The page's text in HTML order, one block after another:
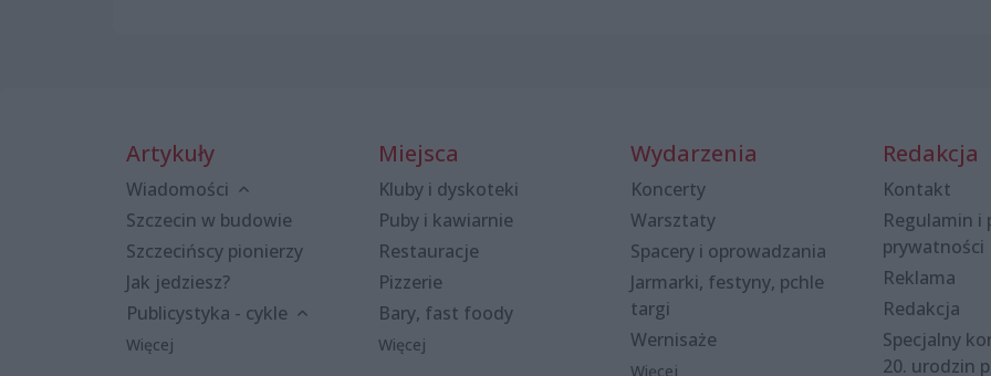
Artykuły
Wiadomości
Szczecin w budowie
Szczecińscy pionierzy
Jak jedziesz?
Publicystyka - cykle
Więcej
Miejsca
Kluby i dyskoteki
Puby i kawiarnie
Restauracje
Pizzerie
Bary, fast foody
Więcej
Wydarzenia
Koncerty
Warsztaty
Spacery i oprowadzania
Jarmarki, festyny, pchle
targi
Wernisaże
Więcej
Redakcja
Kontakt
Regulamin i
prywatności
Reklama
Redakcja
Specjalny
20. urodzin